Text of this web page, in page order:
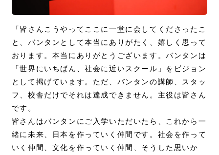
「皆さんこうやってここに一堂に会してくださったこ
と、バンタンとして本当にありがたく、嬉しく思って
おります。本当にありがとうございます。バンタンは
「世界にいちばん、社会に近いスクール」をビジョン
として掲げています。ただ、バンタンの講師、スタッ
フ、校舎だけでそれは達成できません。主役は皆さん
です。
皆さんはバンタンにご入学いただいたら、これから一
緒に未来、日本を作っていく仲間です。社会を作って
いく仲間、文化を作っていく仲間、そうした思いか